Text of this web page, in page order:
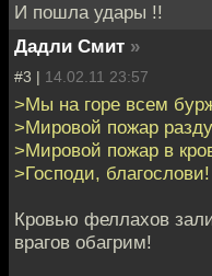
И пошла удары !!
Дадли Смит »
#3 | 14.02.11 23:57
>Мы на горе всем
>Мировой пожар
>Мировой пожар в
>Господи, благослови!
Кровью феллахов
врагов обагрим!